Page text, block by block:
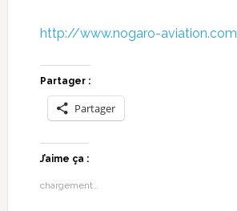
http://www.nogaro-aviation.com
Partager :
Partager
J’aime ça :
chargement…